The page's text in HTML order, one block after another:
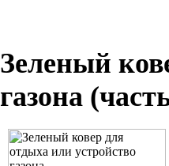
Зеленый
газона